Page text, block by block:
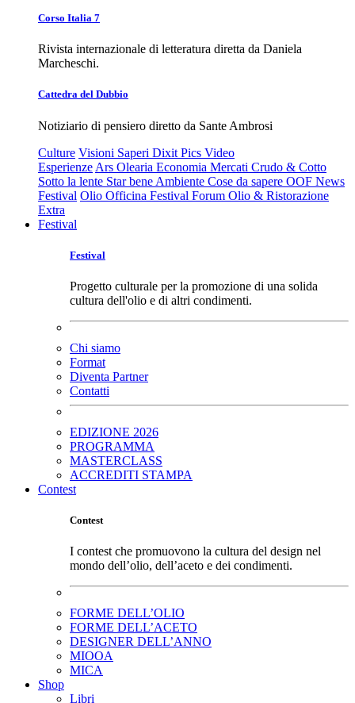
Corso Italia 7
Rivista internazionale di letteratura diretta da Daniela
Marcheschi.
Cattedra del Dubbio
Notiziario di pensiero diretto da Sante Ambrosi
Culture Visioni Saperi Dixit Pics Video
Esperienze Ars Olearia Economia Mercati Crudo & Cotto
Sotto la lente Star bene Ambiente Cose da sapere OOF News
Festival Olio Officina Festival Forum Olio & Ristorazione
Extra
Festival
Festival
Progetto culturale per la promozione di una solida
cultura dell'olio e di altri condimenti.
Chi siamo
Format
Diventa Partner
Contatti
EDIZIONE 2026
PROGRAMMA
MASTERCLASS
ACCREDITI STAMPA
Contest
Contest
I contest che promuovono la cultura del design nel
mondo dell’olio, dell’aceto e dei condimenti.
FORME DELL’OLIO
FORME DELL’ACETO
DESIGNER DELL’ANNO
MIOOA
MICA
Shop
Libri